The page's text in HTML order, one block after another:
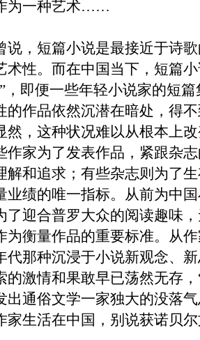
一种艺术……
，短篇小说是最接近于诗歌
术性。而在中国当下，短篇
，即便一些年轻小说家的短
的作品依然沉潜在暗处，得
然，这种状况难以从根本上
作家为了发表作品，紧跟杂
解和追求；有些杂志则为了
业绩的唯一指标。从前为中
了迎合普罗大众的阅读趣味
为衡量作品的重要标准。从
代那种沉浸于小说新观念、
的激情和果敢早已荡然无存
出通俗文学一家独大的没落
家生活在中国，别说获诺贝